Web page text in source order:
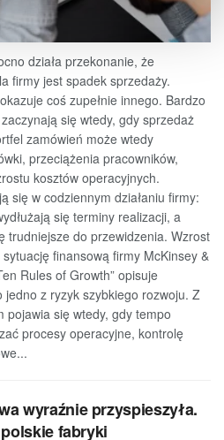
działa przekonanie, że
firmy jest spadek sprzedaży.
coś zupełnie innego. Bardzo
się wtedy, gdy sprzedaż
zamówień może wtedy
przeciążenia pracowników,
kosztów operacyjnych.
się w codziennym działaniu firmy:
się terminy realizacji, a
trudniejsze do przewidzenia. Wzrost
finansową firmy McKinsey &
Rules of Growth” opisuje
z ryzyk szybkiego rozwoju. Z
pojawia się wtedy, gdy tempo
procesy operacyjne, kontrolę
wyraźnie przyspieszyła.
fabryki